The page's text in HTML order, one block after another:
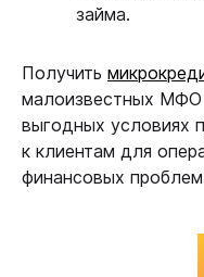
займа.
Получить
малоизвестных
выгодных условиях
к клиентам для
финансовых